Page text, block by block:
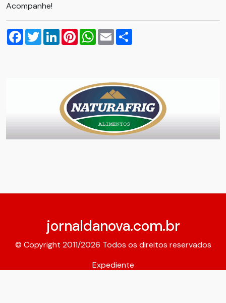
Acompanhe!
Facebook
TwitterLinkedInPinterestWhatsApp
Email
jornaldanova.com.br
© Copyright 2011/2026 Todos os direitos reservados
Expediente